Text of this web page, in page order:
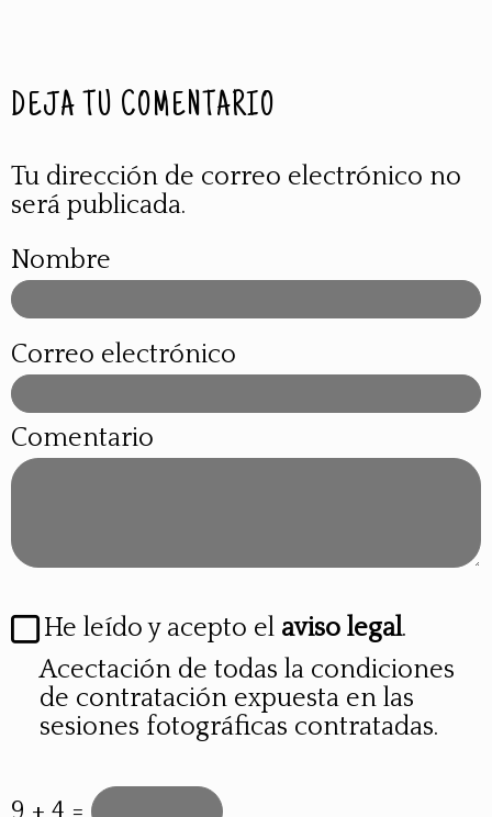
DEJA TU COMENTARIO
Tu dirección de correo electrónico no
será publicada.
Nombre
Correo electrónico
Comentario
He leído y acepto el aviso legal.
Acectación de todas la condiciones
de contratación expuesta en las
sesiones fotográficas contratadas.